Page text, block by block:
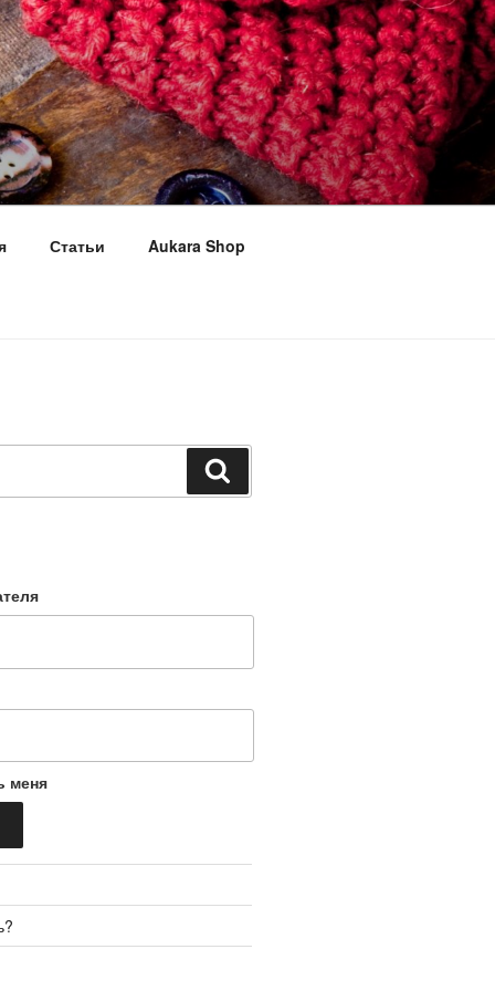
Статьи Aukara Shop
меня